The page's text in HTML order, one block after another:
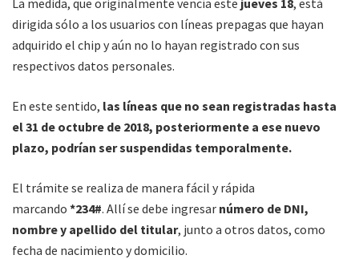
dirigida sólo a los usuarios con líneas prepagas que hayan
adquirido el chip y aún no lo hayan registrado con sus
respectivos datos personales.
En este sentido, las líneas que no sean registradas hasta
el 31 de octubre de 2018, posteriormente a ese nuevo
plazo, podrían ser suspendidas temporalmente.
El trámite se realiza de manera fácil y rápida
marcando *234#. Allí se debe ingresar número de DNI,
nombre y apellido del titular, junto a otros datos, como
fecha de nacimiento y domicilio.